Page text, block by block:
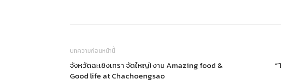
บทความก่อนหน้านี้
จังหวัดฉะเชิงเทรา จัดใหญ่! งาน Amazing food &
Good life at Chachoengsao